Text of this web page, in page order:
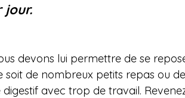
jour.
devons lui permettre de se
de nombreux petits repas ou
avec trop de travail.